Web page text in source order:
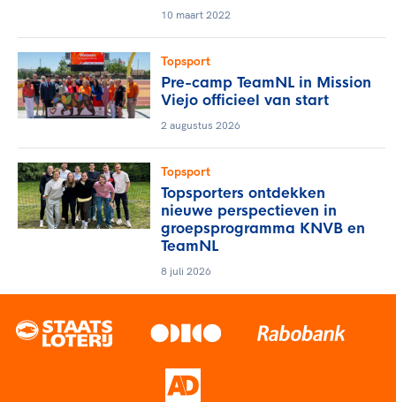
10 maart 2022
Topsport
Pre-camp TeamNL in Mission
Viejo officieel van start
2 augustus 2026
Topsport
Topsporters ontdekken
nieuwe perspectieven in
groepsprogramma KNVB en
TeamNL
8 juli 2026